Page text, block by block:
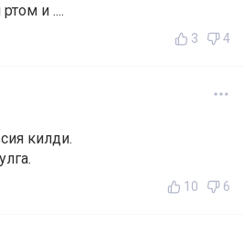
и ....
3 4
килди.
10 6